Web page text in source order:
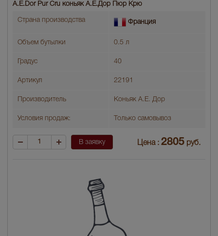
A.E.Dor Pur Cru коньяк А.Е.Дор Пюр Крю
Страна производства Франция
Объем бутылки 0.5 л
Градус 40
Артикул 22191
Производитель Коньяк А.Е. Дор
Условия продаж: Только самовывоз
В заявку Цена : 2805 руб.